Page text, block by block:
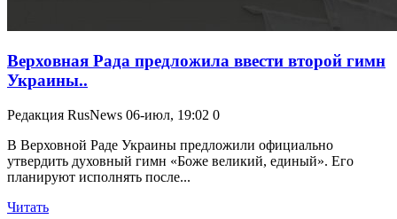
Верховная Рада предложила ввести второй гимн
Украины..
Редакция RusNews 06-июл, 19:02 0
В Верховной Раде Украины предложили официально
утвердить духовный гимн «Боже великий, единый». Его
планируют исполнять после...
Читать